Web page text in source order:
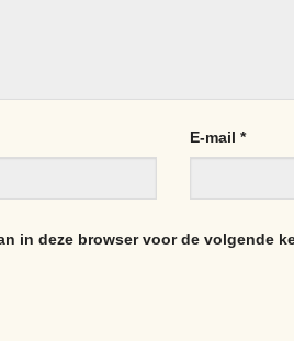
E-mail *
in deze browser voor de volgende